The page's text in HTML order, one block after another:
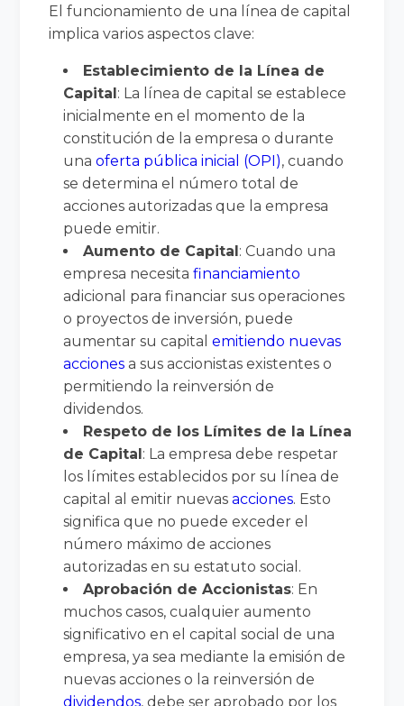
El funcionamiento de una línea de capital
implica varios aspectos clave:
Establecimiento de la Línea de
Capital: La línea de capital se establece
inicialmente en el momento de la
constitución de la empresa o durante
unaoferta pública inicial (OPI), cuando
se determina el número total de
acciones autorizadas que la empresa
puede emitir.
Aumento de Capital: Cuando una
empresa necesitafinanciamiento
adicional para financiar sus operaciones
o proyectos de inversión, puede
aumentar su capitalemitiendo nuevas
acciones a sus accionistas existentes o
permitiendo la reinversión de
dividendos.
Respeto de los Límites de la Línea
de Capital: La empresa debe respetar
los límites establecidos por su línea de
capital al emitir nuevasacciones. Esto
significa que no puede exceder el
número máximo de acciones
autorizadas en su estatuto social.
Aprobación de Accionistas: En
muchos casos, cualquier aumento
significativo en el capital social de una
empresa, ya sea mediante la emisión de
nuevas acciones o la reinversión de
dividendos, debe ser aprobado por los